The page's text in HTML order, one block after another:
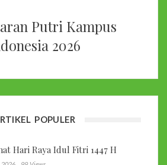
Putri Kampus
2026
POPULER
Hari Raya Idul Fitri 1447 H